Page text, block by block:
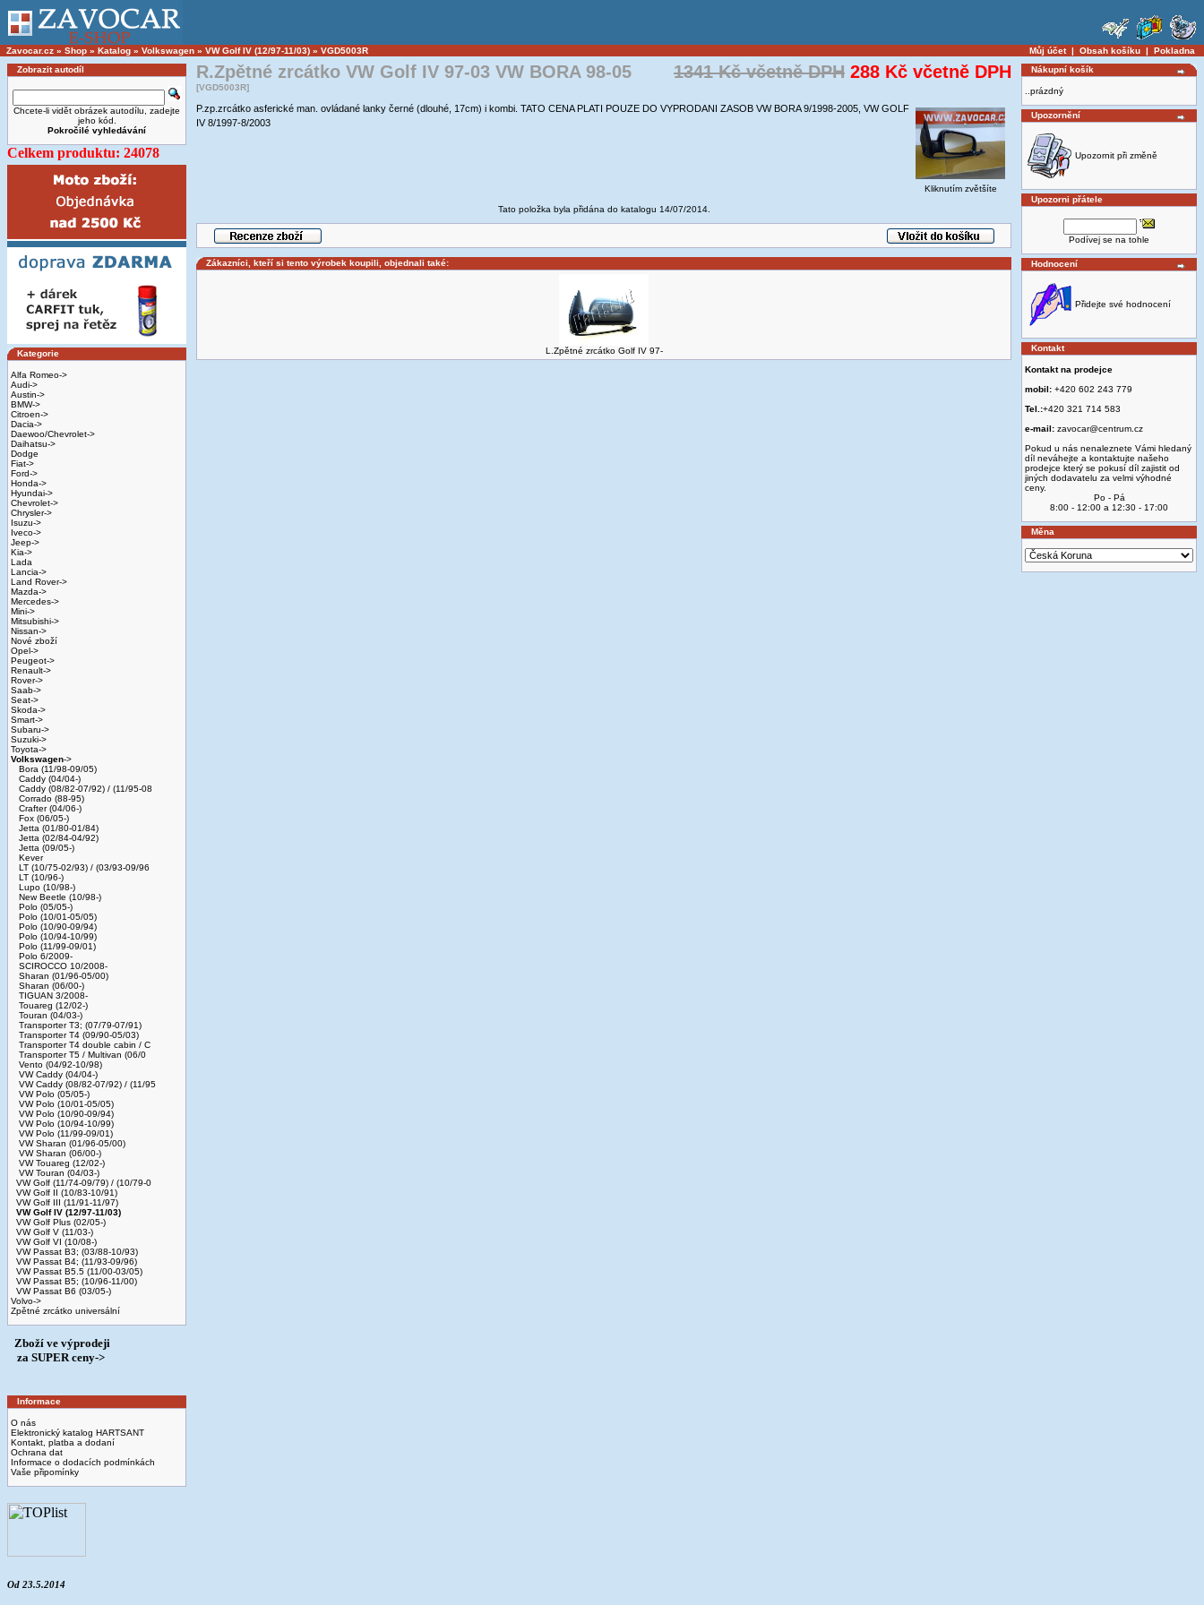
Zavocar.cz » Shop » Katalog » Volkswagen » VW Golf IV (12/97-11/03) » VGD5003R Můj účet| Obsah košíku | Pokladna
Zobrazit autodíl
Chcete-li vidět obrázek autodílu, zadejte
jeho kód.
Pokročilé vyhledávání
Celkem produktu: 24078
Kategorie
Alfa Romeo->
Audi->
Austin->
BMW->
Citroen->
Dacia->
Daewoo/Chevrolet->
Daihatsu->
Dodge
Fiat->
Ford->
Honda->
Hyundai->
Chevrolet->
Chrysler->
Isuzu->
Iveco->
Jeep->
Kia->
Lada
Lancia->
Land Rover->
Mazda->
Mercedes->
Mini->
Mitsubishi->
Nissan->
Nové zboží
Opel->
Peugeot->
Renault->
Rover->
Saab->
Seat->
Skoda->
Smart->
Subaru->
Suzuki->
Toyota->
Volkswagen->
Bora (11/98-09/05)
Caddy (04/04-)
Caddy (08/82-07/92) / (11/95-08
Corrado (88-95)
Crafter (04/06-)
Fox (06/05-)
Jetta (01/80-01/84)
Jetta (02/84-04/92)
Jetta (09/05-)
Kever
LT (10/75-02/93) / (03/93-09/96
LT (10/96-)
Lupo (10/98-)
New Beetle (10/98-)
Polo (05/05-)
Polo (10/01-05/05)
Polo (10/90-09/94)
Polo (10/94-10/99)
Polo (11/99-09/01)
Polo 6/2009-
SCIROCCO 10/2008-
Sharan (01/96-05/00)
Sharan (06/00-)
TIGUAN 3/2008-
Touareg (12/02-)
Touran (04/03-)
Transporter T3; (07/79-07/91)
Transporter T4 (09/90-05/03)
Transporter T4 double cabin / C
Transporter T5 / Multivan (06/0
Vento (04/92-10/98)
VW Caddy (04/04-)
VW Caddy (08/82-07/92) / (11/95
VW Polo (05/05-)
VW Polo (10/01-05/05)
VW Polo (10/90-09/94)
VW Polo (10/94-10/99)
VW Polo (11/99-09/01)
VW Sharan (01/96-05/00)
VW Sharan (06/00-)
VW Touareg (12/02-)
VW Touran (04/03-)
VW Golf (11/74-09/79) / (10/79-0
VW Golf II (10/83-10/91)
VW Golf III (11/91-11/97)
VW Golf IV (12/97-11/03)
VW Golf Plus (02/05-)
VW Golf V (11/03-)
VW Golf VI (10/08-)
VW Passat B3; (03/88-10/93)
VW Passat B4; (11/93-09/96)
VW Passat B5.5 (11/00-03/05)
VW Passat B5; (10/96-11/00)
VW Passat B6 (03/05-)
Volvo->
Zpětné zrcátko universální
Zboží ve výprodeji
­ za SUPER ceny->
Informace
O nás
Elektronický katalog HARTSANT
Kontakt, platba a dodaní
Ochrana dat
Informace o dodacích podmínkách
Vaše připomínky
Od 23.5.2014
R.Zpětné zrcátko VW Golf IV 97-03 VW BORA 98-05
[VGD5003R]
1341 Kč včetně DPH 288 Kč včetně DPH
Kliknutím zvětšíte
P.zp.zrcátko asferické man. ovládané lanky černé (dlouhé, 17cm) i kombi. TATO CENA PLATI POUZE DO VYPRODANI ZASOB VW BORA 9/1998-2005, VW GOLF
IV 8/1997-8/2003
Tato položka byla přidána do katalogu 14/07/2014.
Zákazníci, kteří si tento výrobek koupili, objednali také:
L.Zpětné zrcátko Golf IV 97-
Nákupní košík
..prázdný
Upozornění
Upozornit při změně
Upozorni přátele
Podívej se na tohle
Hodnocení
Přidejte své hodnocení
Kontakt
Kontakt na prodejce
mobil: +420 602 243 779
Tel.:+420 321 714 583
e-mail: zavocar@centrum.cz
Pokud u nás nenaleznete Vámi hledaný
díl neváhejte a kontaktujte našeho
prodejce který se pokusí díl zajistit od
jiných dodavatelu za velmi výhodné
ceny.
Po - Pá
8:00 - 12:00 a 12:30 - 17:00
Měna